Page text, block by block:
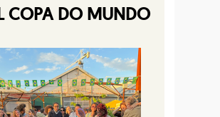
COPA DO MUNDO